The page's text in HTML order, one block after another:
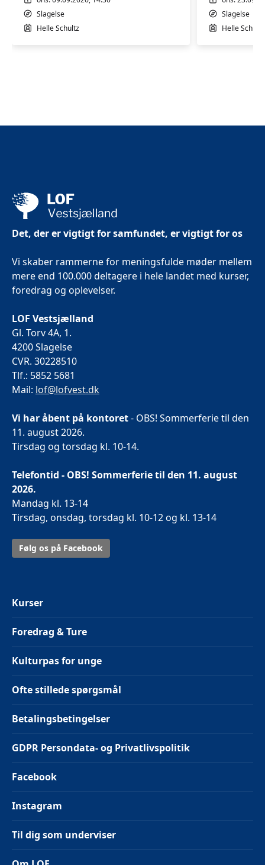
i
Slagelse
Slagelse
Helle Schultz
mig?
GRATIS
Slagelse
Helle Schultz
Det, der er vigtigt for samfundet, er vigtigt for os
Vi skaber rammerne for meningsfulde møder mellem
mere end 100.000 deltagere i hele landet med kurser,
foredrag og oplevelser.
LOF Vestsjælland
Gl. Torv 4A, 1.
4200 Slagelse
CVR. 30228510
Tlf.: 5852 5681
Mail: lof@lofvest.dk
Vi har åbent på kontoret- OBS! Sommerferie til den
11. august 2026.
Tirsdag og torsdag kl. 10-14.
Telefontid - OBS! Sommerferie til den 11. august
2026.
Mandag kl. 13-14
Tirsdag, onsdag, torsdag kl. 10-12 og kl. 13-14
Følg os på Facebook
Kurser
Foredrag & Ture
Kulturpas for unge
Ofte stillede spørgsmål
Betalingsbetingelser
GDPR Persondata- og Privatlivspolitik
Facebook
Instagram
Til dig som underviser